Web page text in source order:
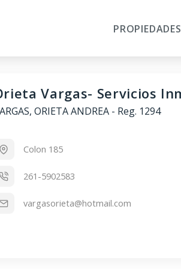
PROPIEDADES
Vargas- Servicios
ORIETA ANDREA- Reg. 1294
Colon 185
261-5902583
vargasorieta@hotmail.com